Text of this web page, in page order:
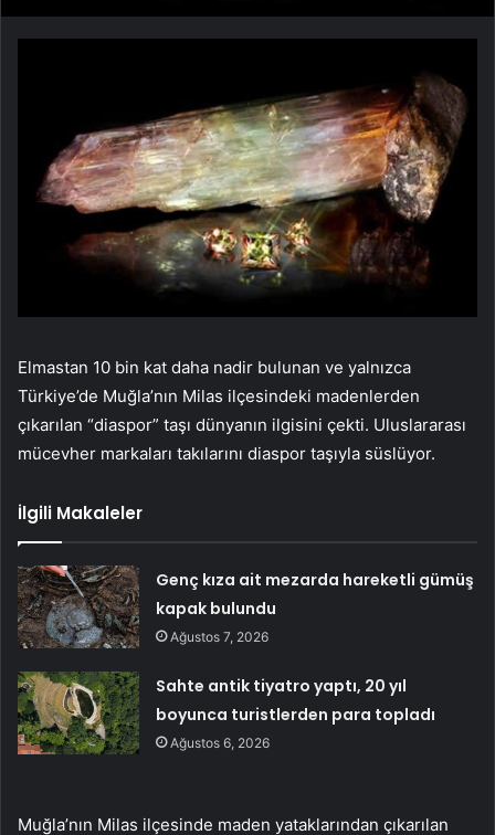
Elmastan 10 bin kat daha nadir bulunan ve yalnızca
Türkiye’de Muğla’nın Milas ilçesindeki madenlerden
çıkarılan “diaspor” taşı dünyanın ilgisini çekti. Uluslararası
mücevher markaları takılarını diaspor taşıyla süslüyor.
İlgili Makaleler
Genç kıza ait mezarda hareketli gümüş
kapak bulundu
Ağustos 7, 2026
Sahte antik tiyatro yaptı, 20 yıl
boyunca turistlerden para topladı
Ağustos 6, 2026
Muğla’nın Milas ilçesinde maden yataklarından çıkarılan